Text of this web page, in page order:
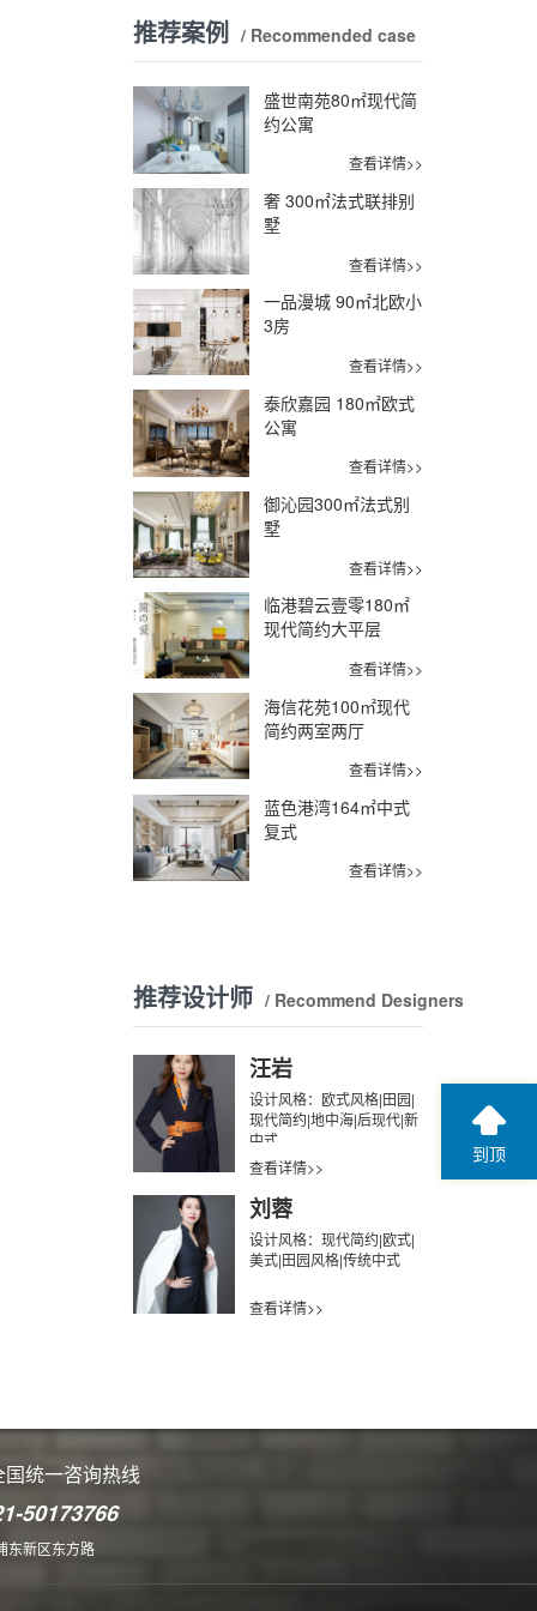
推荐案例 / Recommended case
盛世南苑80㎡现代简
约公寓
查看详情>>
奢 300㎡法式联排别
墅
查看详情>>
一品漫城 90㎡北欧小
3房
查看详情>>
泰欣嘉园 180㎡欧式
公寓
查看详情>>
御沁园300㎡法式别
墅
查看详情>>
临港碧云壹零180㎡
现代简约大平层
查看详情>>
海信花苑100㎡现代
简约两室两厅
查看详情>>
蓝色港湾164㎡中式
复式
查看详情>>
推荐设计师 / Recommend Designers
汪岩
设计风格：欧式风格|田园|
现代简约|地中海|后现代|新
中式
查看详情>>
刘蓉
设计风格：现代简约|欧式|
美式|田园风格|传统中式
查看详情>>
国统一咨询热线
50173766
东新区东方路
到顶